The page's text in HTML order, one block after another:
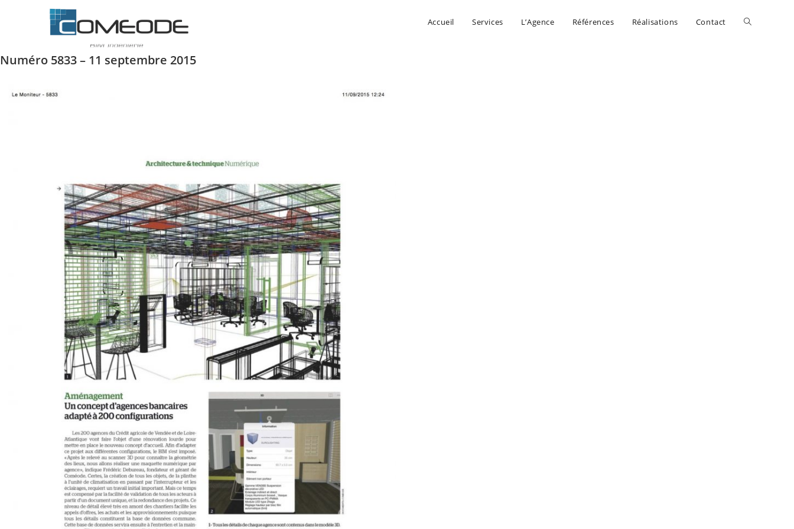
Accueil Services L’Agence Références Réalisations Contact
Numéro 5833 – 11 septembre 2015